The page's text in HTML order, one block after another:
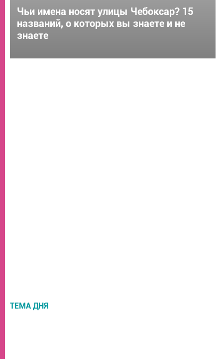
Чьи имена носят улицы Чебоксар? 15
названий, о которых вы знаете и не
знаете
ТЕМА ДНЯ